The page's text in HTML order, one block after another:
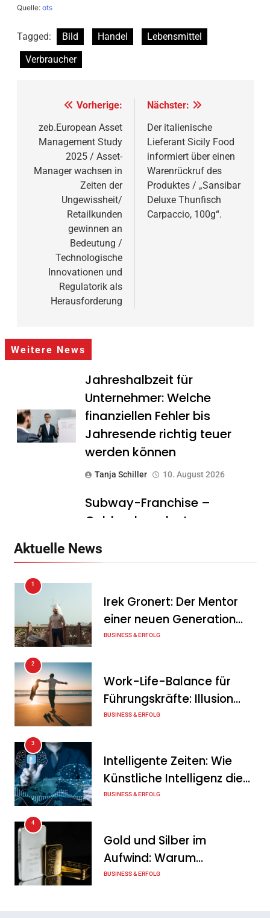
Quelle: ots
Tagged: Bild Handel
Lebensmittel
Verbraucher
Beitragsnavigation
Vorherige:
zeb.European Asset
Management Study
2025 / Asset-
Manager wachsen in
Zeiten der
Ungewissheit/
Retailkunden
gewinnen an
Bedeutung /
Technologische
Innovationen und
Regulatorik als
Herausforderung
Nächster:
Der italienische
Lieferant Sicily Food
informiert über einen
Warenrückruf des
Produktes / „Sansibar
Deluxe Thunfisch
Carpaccio, 100g“.
Weitere News
Jahreshalbzeit für
Unternehmer: Welche
finanziellen Fehler bis
Jahresende richtig teuer
werden können
Tanja Schiller 10. August 2026
Subway-Franchise –
Goldgrube oder teurer
dem Einstieg wissen sollten
DeutschlandGPT führt
§203-konformen Modus für
Ärzte, Anwälte und
Steuerberater ein
Tanja Schiller 10. August 2026
Herausragende
Finanzbildung 2026: Diese
Tanja Schiller 10. August 2026
Aktuelle News
1
Irek Gronert: Der Mentor
einer neuen Generation
von Unternehmern
BUSINESS & ERFOLG
2
Work-Life-Balance für
Führungskräfte: Illusion
oder echte Chance?
BUSINESS & ERFOLG
3
Intelligente Zeiten: Wie
Künstliche Intelligenz die
Geschäftswelt verändert
BUSINESS & ERFOLG
4
Gold und Silber im
Aufwind: Warum
Edelmetalle als sicherer
BUSINESS & ERFOLG